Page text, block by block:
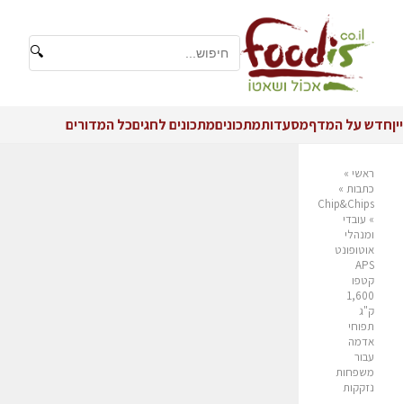
🔍
ייןחדש על המדףמסעדותמתכוניםמתכונים לחגיםכל המדורים
ראשי »
כתבות »
Chip&Chips
» עובדי
ומנהלי
אוטופונט
APS
קטפו
1,600
ק"ג
תפוחי
אדמה
עבור
משפחות
נזקקות